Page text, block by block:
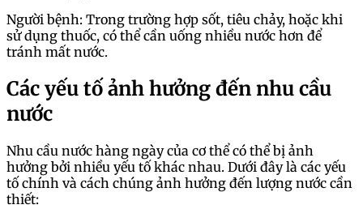
Người bệnh: Trong trường hợp sốt, tiêu chảy, hoặc khi
sử dụng thuốc, có thể cần uống nhiều nước hơn để
tránh mất nước.
Các yếu tố ảnh hưởng đến nhu cầu
nước
Nhu cầu nước hàng ngày của cơ thể có thể bị ảnh
hưởng bởi nhiều yếu tố khác nhau. Dưới đây là các yếu
tố chính và cách chúng ảnh hưởng đến lượng nước cần
thiết: